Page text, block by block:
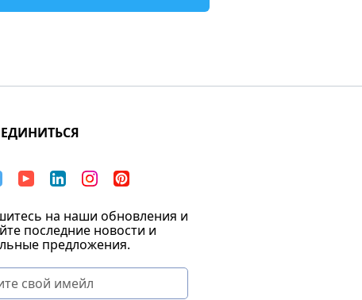
на наши обновления и
последние новости и
предложения.